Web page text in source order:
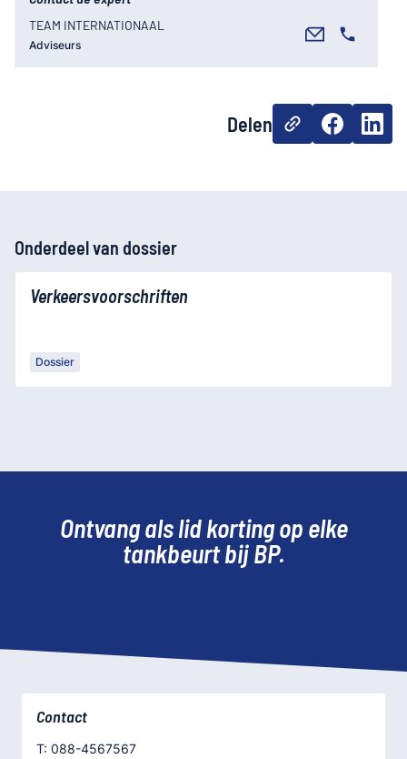
TEAM INTERNATIONAAL
Adviseurs
Delen
Onderdeel van dossier
Verkeersvoorschriften
Dossier
Ontvang als lid korting op elke
tankbeurt bij BP.
Contact
T: 088-4567567